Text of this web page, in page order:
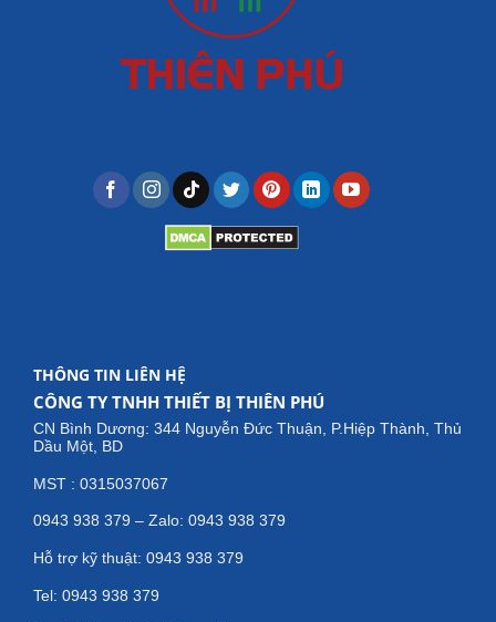
THÔNG TIN LIÊN HỆ
CÔNG TY TNHH THIẾT BỊ THIÊN PHÚ
CN Bình Dương: 344 Nguyễn Đức Thuận, P.Hiệp Thành, Thủ
Dầu Một, BD
MST : 0315037067
0943 938 379 – Zalo: 0943 938 379
Hỗ trợ kỹ thuật: 0943 938 379
Tel: 0943 938 379